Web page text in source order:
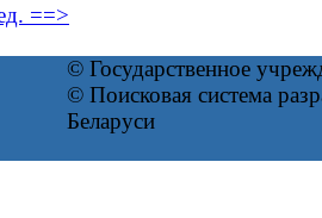
==>
© Государственное
© Поисковая система
Беларуси